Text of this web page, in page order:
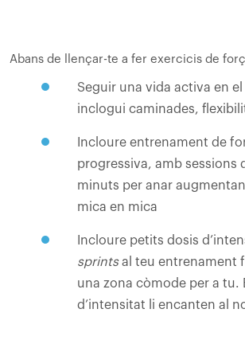
Abans de llençar-te a fer exercicis de
Seguir una vida activa en
inclogui caminades,
Incloure entrenament de
progressiva, amb sessions
minuts per anar
mica en mica
Incloure petits dosis
sprintsal teu entrenament
una zona còmode per a tu.
d’intensitat li encanten al